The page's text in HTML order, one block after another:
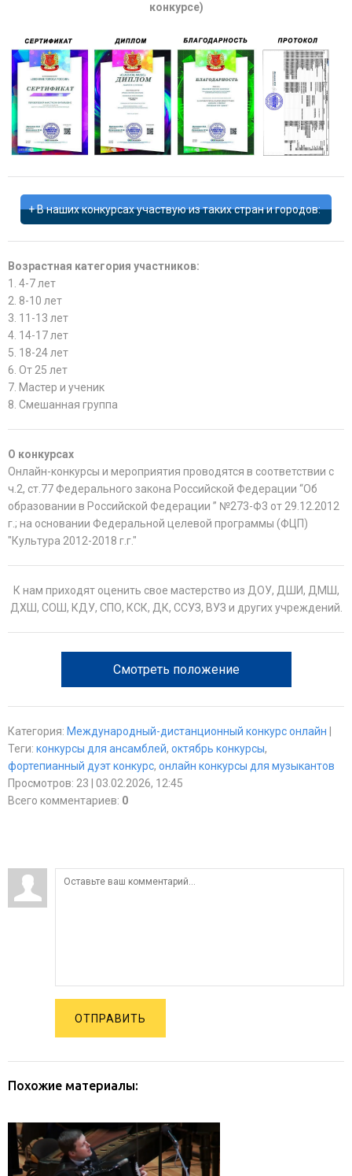
конкурсе)
В наших конкурсах участвую из таких стран и городов:
Возрастная категория участников:
1. 4-7 лет
2. 8-10 лет
3. 11-13 лет
4. 14-17 лет
5. 18-24 лет
6. От 25 лет
7. Мастер и ученик
8. Смешанная группа
О конкурсах
Онлайн-конкурсы и мероприятия проводятся в соответствии с
ч.2, ст.77 Федерального закона Российской Федерации “Об
образовании в Российской Федерации ” №273-Ф3 от 29.12.2012
г.; на основании Федеральной целевой программы (ФЦП)
"Культура 2012-2018 г.г."
К нам приходят оценить свое мастерство из ДОУ, ДШИ, ДМШ,
ДХШ, СОШ, КДУ, СПО, КСК, ДК, ССУЗ, ВУЗ и других учреждений.
Смотреть положение
Категория: Международный-дистанционный конкурс онлайн
Теги: конкурсы для ансамблей, октябрь конкурсы,
фортепианный дуэт конкурс, онлайн конкурсы для музыкантов
Просмотров: 23 | 03.02.2026, 12:45
Всего комментариев: 0
ОТПРАВИТЬ
Похожие материалы: